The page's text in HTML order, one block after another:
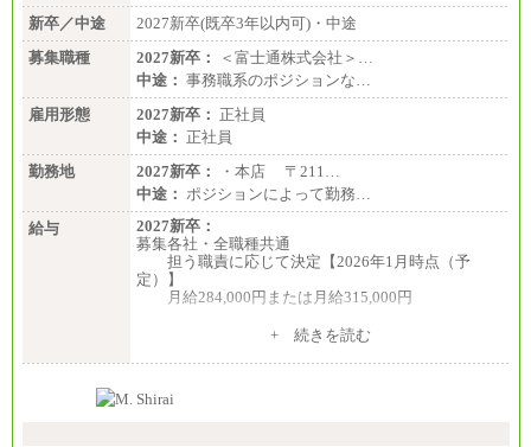
新卒／中途
2027新卒(既卒3年以内可)・中途
募集職種
2027新卒：
＜富士通株式会社＞…
中途： 事務職系のポジションな…
雇用形態
2027新卒： 正社員
中途： 正社員
勤務地
2027新卒：
・本店 〒211…
中途： ポジションによって勤務…
給与
2027新卒：
募集各社・全職種共通
担う職責に応じて決定【2026年1月時点（予
定）】
月給284,000円または月給315,000円
※入社後早期から、自律的な業務遂行が求めら
す。
い職責を担う方については、さらに高い金額を個別
+ 続きを読む